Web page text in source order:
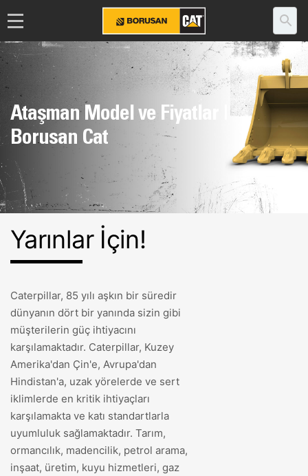
Ataşman Model ve Fiyatlar |
Borusan Cat
Yarınlar İçin!
Caterpillar, 85 yılı aşkın bir süredir
dünyanın dört bir yanında sizin gibi
müşterilerin güç ihtiyacını
karşılamaktadır. Caterpillar, Kuzey
Amerika'dan Çin'e, Avrupa'dan
Hindistan'a, uzak yörelerde ve sert
iklimlerde en kritik ihtiyaçları
karşılamakta ve katı standartlarla
uyumluluk sağlamaktadır. Tarım,
ormancılık, madencilik, petrol arama,
inşaat, üretim, kuyu hizmetleri, gaz